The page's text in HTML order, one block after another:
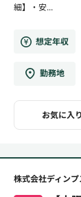
細】・安...
想定年収
勤務地
お気に入
株式会社ディンプ